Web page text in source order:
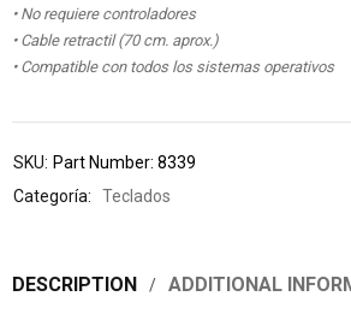
• No requiere controladores
• Cable retractil (70 cm. aprox.)
• Compatible con todos los sistemas operativos
SKU: Part Number: 8339
Categoría:
Teclados
DESCRIPTION ADDITIONAL